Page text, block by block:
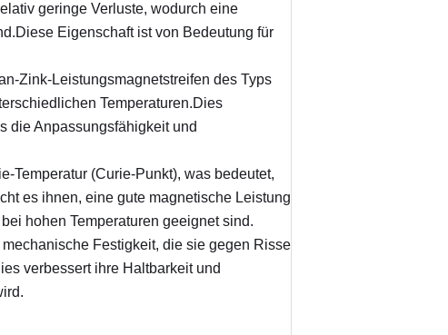
geringe Verluste, wodurch eine
Eigenschaft ist von Bedeutung für
Zink-Leistungsmagnetstreifen des Typs
Temperaturen.Dies
die Anpassungsfähigkeit und
Temperatur (Curie-Punkt), was bedeutet,
es ihnen, eine gute magnetische Leistung
hohen Temperaturen geeignet sind.
Festigkeit, die sie gegen Risse
verbessert ihre Haltbarkeit und